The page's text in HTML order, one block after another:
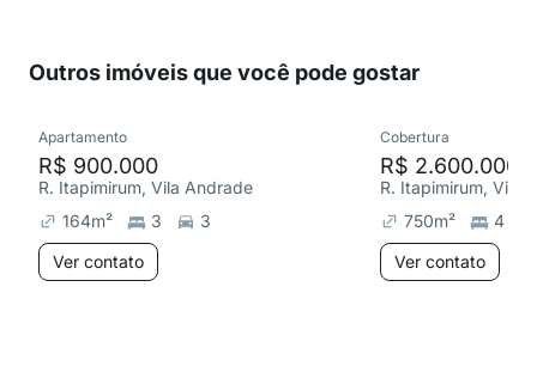
Outros imóveis que você pode gostar
Apartamento
R$ 900.000
R. Itapimirum, Vila Andrade
164m² 3
3
Ver contato
Cobertura
R$ 2.600.000
R. Itapimirum, Vila
750m²
4
Ver contato